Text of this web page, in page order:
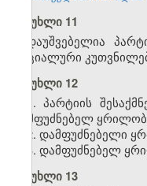
მუხლი 11
დაუშვებელია
სოციალური
მუხლი 12
1. პარტიის
დამფუძნებელ
2. დამფუძნებელი
3. დამფუძნებელ
მუხლი 13